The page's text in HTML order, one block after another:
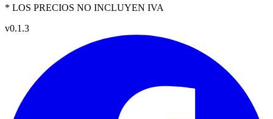
* LOS PRECIOS NO INCLUYEN IVA
v0.1.3